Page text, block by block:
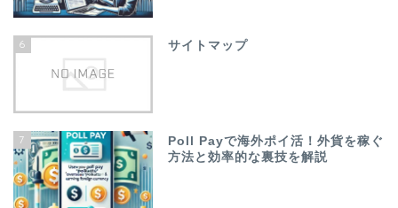
6 サイトマップ
7
Poll Payで海外ポイ活！外貨を稼ぐ
方法と効率的な裏技を解説